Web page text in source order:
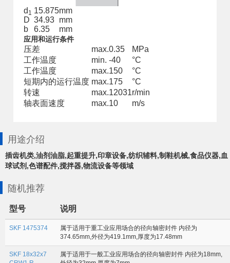
d 1 15.875mm
D 34.93 mm
b
6.35 mm
应用和运行条件
压差 max.0.35
MPa
工作温度
min. -40
°C
工作温度
max.150
°C
短期内的运行温度 max.175
°C
转速
max.12031r/min
轴表面速度
max.10 m/s
用途介绍
插齿机类,油剂油脂,起重提升,印章设备,纺织辅料,制鞋机械,食品仪器,血
球试剂,色谱配件,搅拌器,物流设备等领域
随机推荐
型号 说明
SKF 1475374
属于适用于重工业应用场合的径向轴密封件 内径为
374.65mm,外径为419.1mm,厚度为17.48mm
SKF 18x32x7
属于适用于一般工业应用场合的径向轴密封件 内径为18mm,